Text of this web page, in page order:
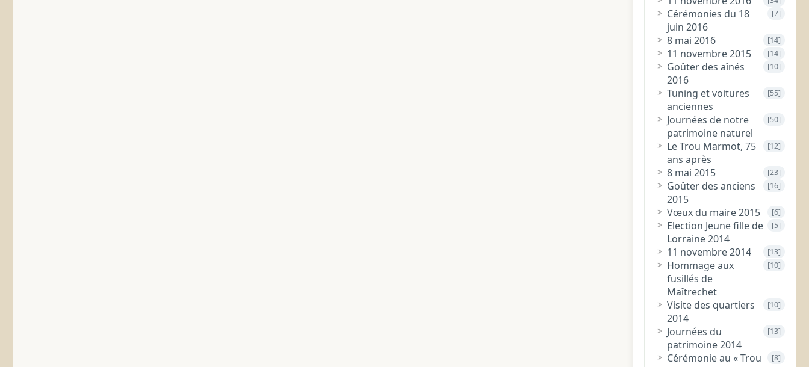
Cérémonies du 18
juin 2016
[7]
8 mai 2016 [14]
11 novembre 2015 [14]
Goûter des aînés
2016
[10]
Tuning et voitures
anciennes
[55]
Journées de notre
patrimoine naturel
[50]
Le Trou Marmot, 75
ans après
[12]
8 mai 2015 [23]
Goûter des anciens
2015
[16]
Vœux du maire 2015 [6]
Election Jeune fille de
Lorraine 2014
[5]
11 novembre 2014 [13]
Hommage aux
fusillés de
Maîtrechet
[10]
Visite des quartiers
2014
[10]
Journées du
patrimoine 2014
[13]
Cérémonie au « Trou
[8]